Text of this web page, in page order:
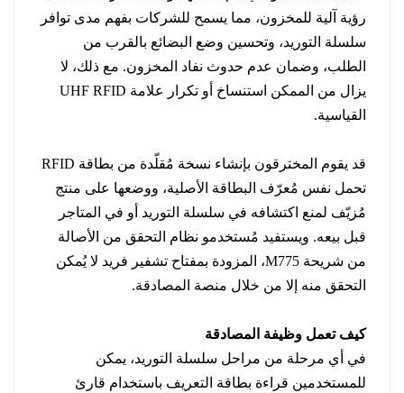
رؤية آلية للمخزون، مما يسمح للشركات بفهم مدى توافر
سلسلة التوريد، وتحسين وضع البضائع بالقرب من
الطلب، وضمان عدم حدوث نفاد المخزون. مع ذلك، لا
يزال من الممكن استنساخ أو تكرار علامة UHF RFID
القياسية.
قد يقوم المخترقون بإنشاء نسخة مُقلّدة من بطاقة RFID
تحمل نفس مُعرّف البطاقة الأصلية، ووضعها على منتج
مُزيّف لمنع اكتشافه في سلسلة التوريد أو في المتاجر
قبل بيعه. ويستفيد مُستخدمو نظام التحقق من الأصالة
من شريحة M775، المزودة بمفتاح تشفير فريد لا يُمكن
التحقق منه إلا من خلال منصة المصادقة.
كيف تعمل وظيفة المصادقة
في أي مرحلة من مراحل سلسلة التوريد، يمكن
للمستخدمين قراءة بطاقة التعريف باستخدام قارئ